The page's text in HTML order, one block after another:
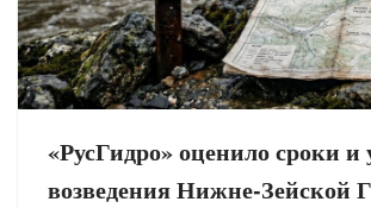
«РусГидро» оценило сроки и
возведения Нижне-Зейской